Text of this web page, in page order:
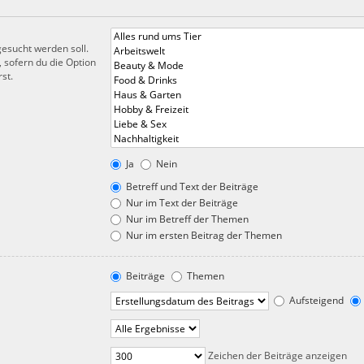
werden soll.
du die Option
Ja
Nein
Betreff und Text der Beiträge
Nur im Text der Beiträge
Nur im Betreff der Themen
Nur im ersten Beitrag der Themen
Beiträge
Themen
Aufsteigend
Zeichen der Beiträge anzeigen